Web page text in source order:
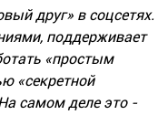
друг» в соцсетях.
поддерживает
«простым
«секретной
самом деле это -